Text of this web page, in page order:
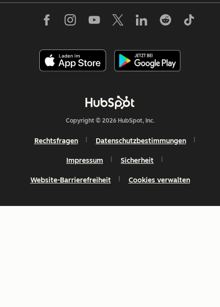
Copyright © 2026 HubSpot, Inc.
Rechtsfragen Datenschutzbestimmungen
Impressum Sicherheit
Website-Barrierefreiheit Cookies verwalten